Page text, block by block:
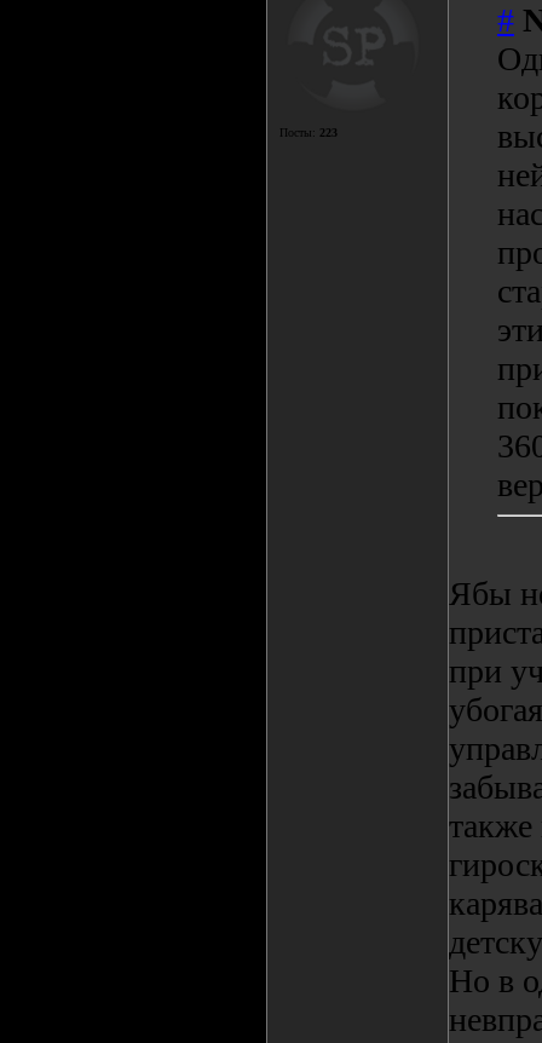
Посты: 223
#
Ябы
при
Но в